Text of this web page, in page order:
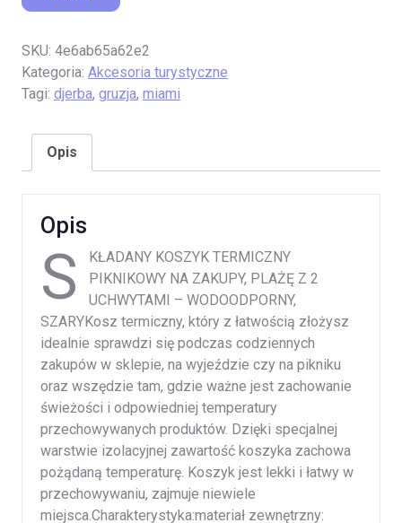
SKU: 4e6ab65a62e2
Kategoria: Akcesoria turystyczne
Tagi: djerba, gruzja, miami
Opis
Opis
S
KŁADANY KOSZYK TERMICZNY
PIKNIKOWY NA ZAKUPY, PLAŻĘ Z 2
UCHWYTAMI – WODOODPORNY,
SZARYKosz termiczny, który z łatwością złożysz
idealnie sprawdzi się podczas codziennych
zakupów w sklepie, na wyjeździe czy na pikniku
oraz wszędzie tam, gdzie ważne jest zachowanie
świeżości i odpowiedniej temperatury
przechowywanych produktów. Dzięki specjalnej
warstwie izolacyjnej zawartość koszyka zachowa
pożądaną temperaturę. Koszyk jest lekki i łatwy w
przechowywaniu, zajmuje niewiele
miejsca.Charakterystyka:materiał zewnętrzny: